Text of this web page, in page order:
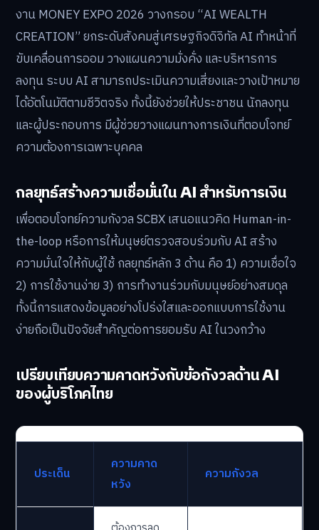
งาน MONEY EXPO 2026 วางกรอบ “AI WEALTH
CREATION” ยกระดับสังคมสู่เศรษฐกิจดิจิทัล AI ทำหน้าที่
ขับเคลื่อนการออม วางแผนความมั่งคั่ง และบริหารการ
ลงทุน ระบบ AI สามารถประเมินความเสี่ยงและวางเป้าหมาย
ได้อัตโนมัติตามชีวิตจริง ทั้งนี้ยังช่วยให้ประชาชน นักลงทุน
และผู้ประกอบการ มีผู้ช่วยวางแผนทางการเงินที่ตอบโจทย์
ความต้องการเฉพาะบุคคล
กลยุทธ์สร้างความเชื่อมั่นใน AI สำหรับการเงิน
เพื่อตอบโจทย์ความกังวล SCBX เสนอแนวคิด Human-in-
the-loop หรือการให้มนุษย์ตรวจสอบร่วมกับ AI สร้าง
ความมั่นใจให้กับผู้ใช้ กลยุทธ์หลัก 3 ด้าน คือ 1) ความเชื่อใจ
2) การใช้งานง่าย 3) การทำงานร่วมกับมนุษย์อย่างสมดุล
ทั้งนี้การแสดงข้อมูลอย่างโปร่งใสและออกแบบการใช้งาน
ง่ายถือเป็นปัจจัยสำคัญต่อการยอมรับ AI ในวงกว้าง
เปรียบเทียบความคาดหวังกับข้อกังวลด้าน AI
ของผู้บริโภคไทย
ประเด็น
ความคาด
หวัง
ความกังวล